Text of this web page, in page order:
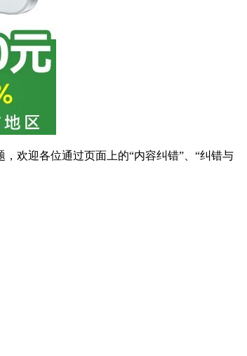
欢迎各位通过页面上的“内容纠错”、“纠错与